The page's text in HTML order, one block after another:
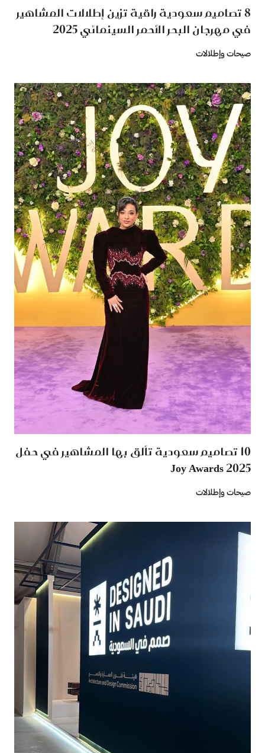
8 تصاميم سعودية راقية تزين إطلالات المشاهير
في مهرجان البحر الأحمر السينمائي 2025
صيحات وإطلالات
10 تصاميم سعودية تألق بها المشاهير في حفل
2025 Joy Awards
صيحات وإطلالات